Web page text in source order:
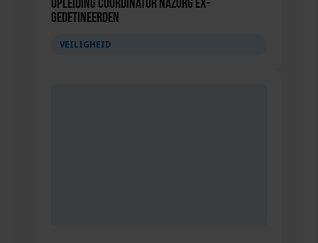
Opleiding Coördinator nazorg ex-
gedetineerden
VEILIGHEID